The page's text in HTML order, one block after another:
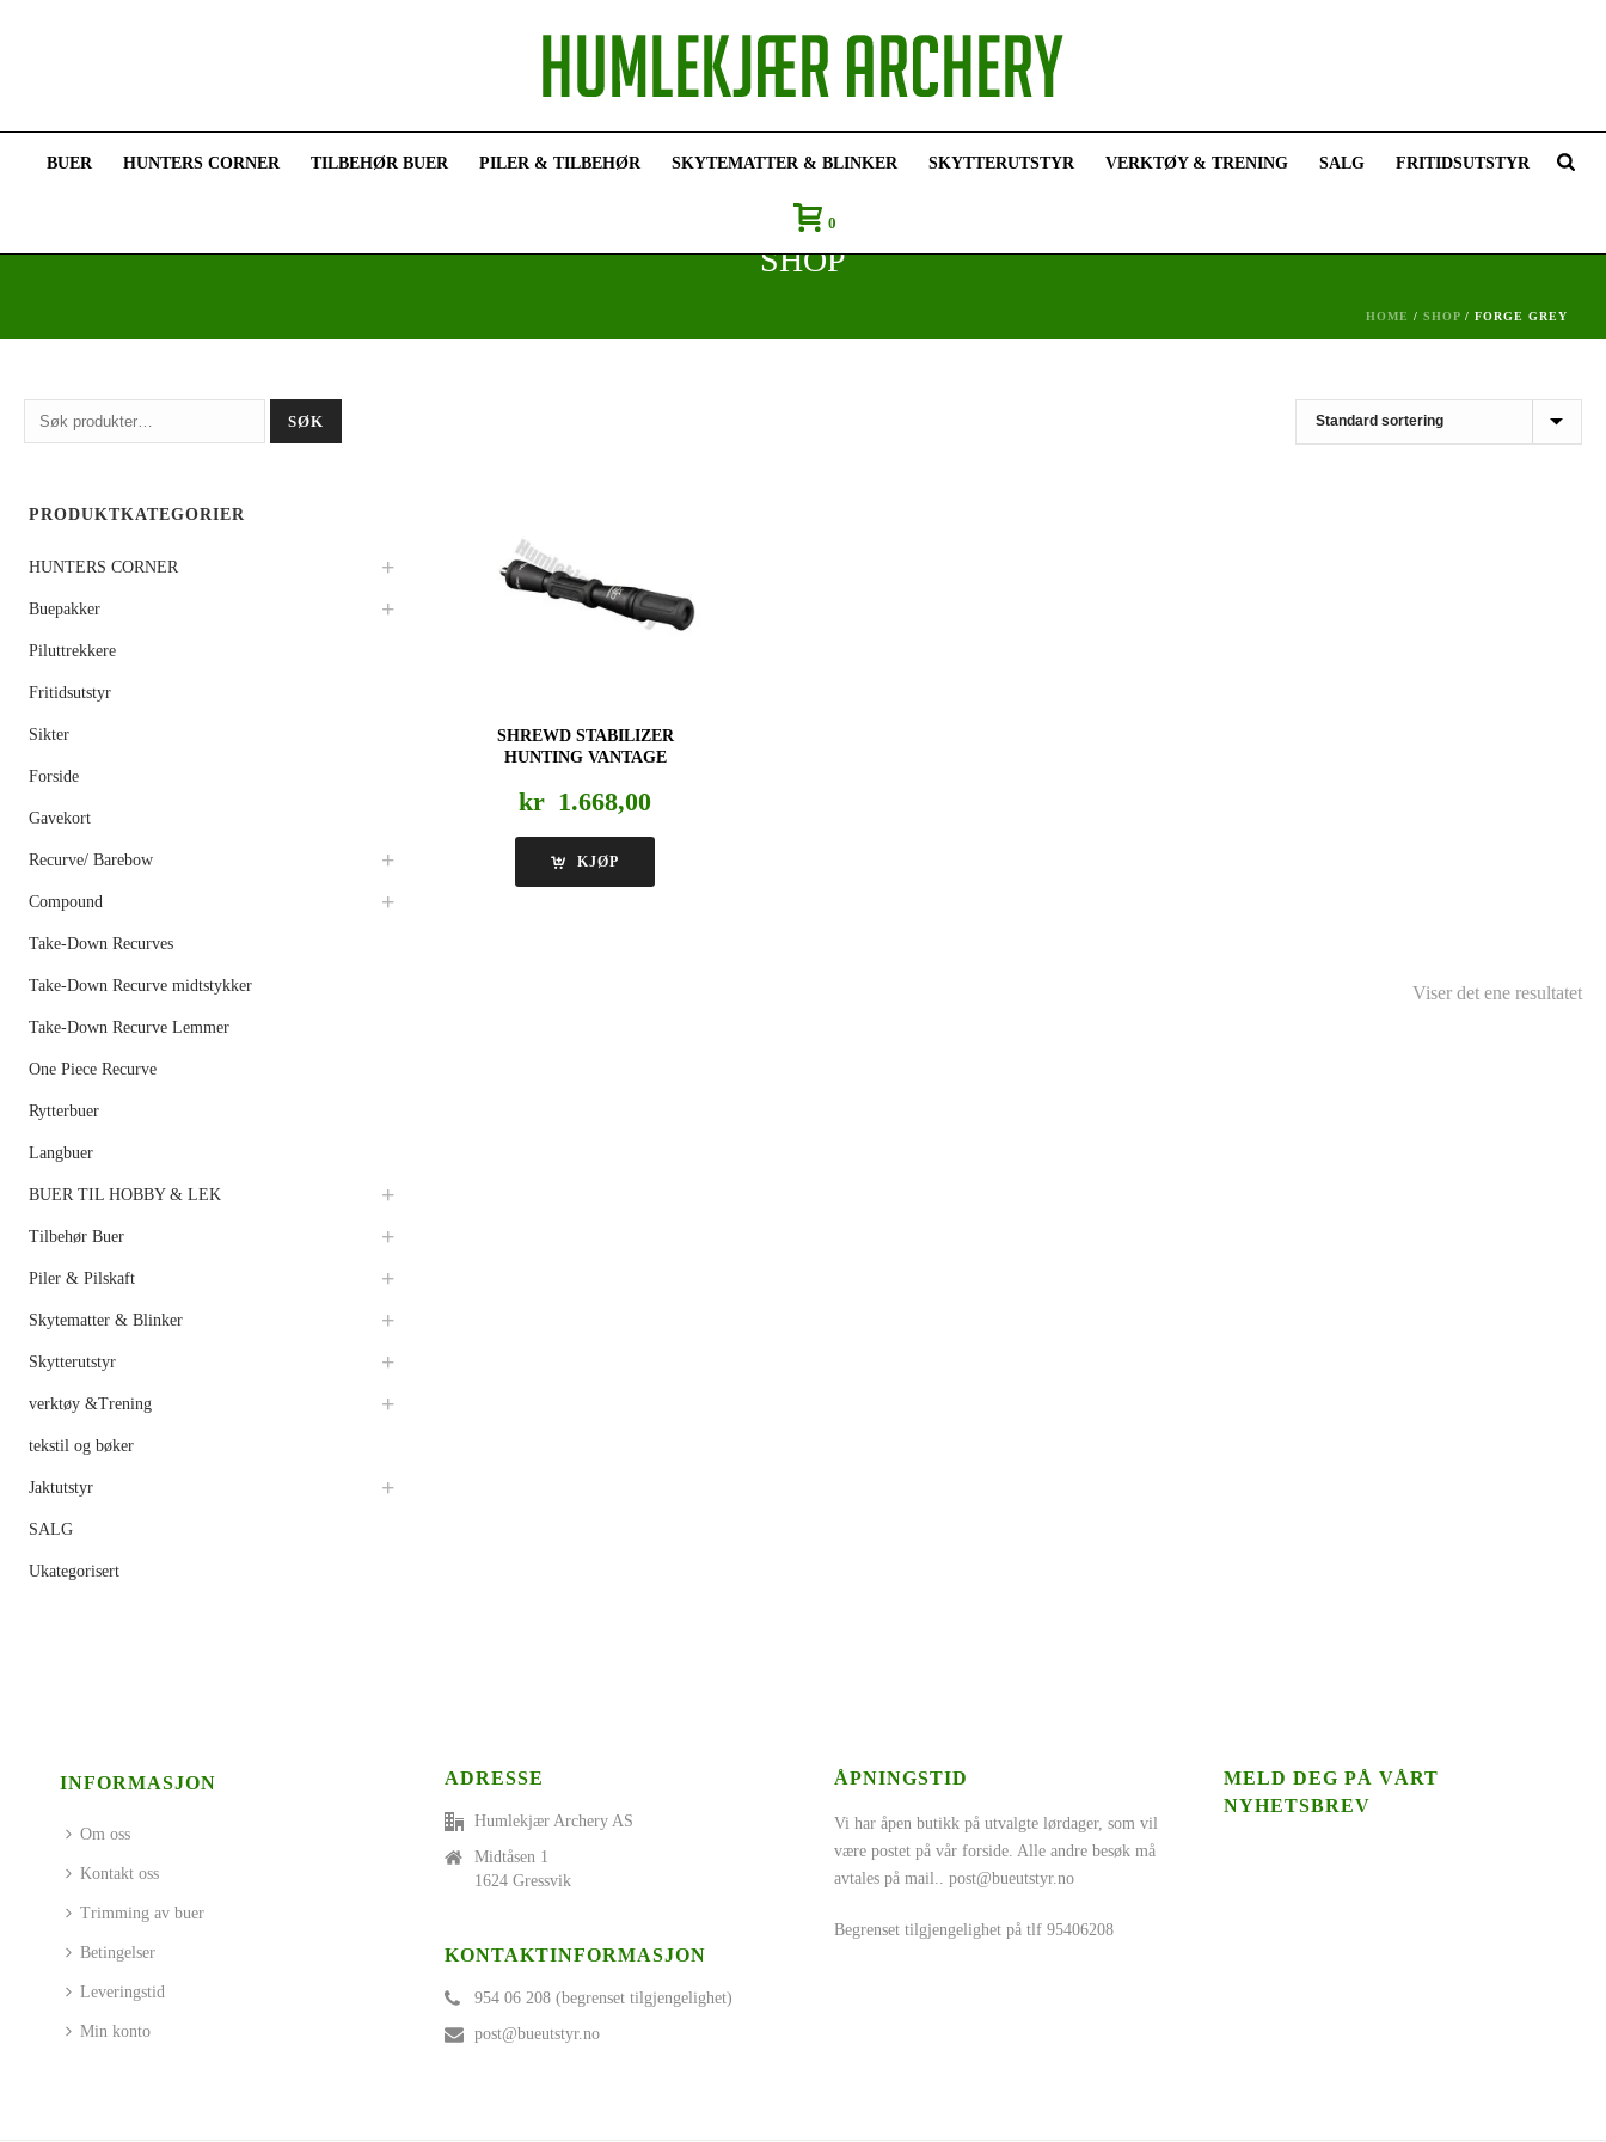
BUER HUNTERS CORNER TILBEHØR BUER PILER & TILBEHØR SKYTEMATTER & BLINKER SKYTTERUTSTYR VERKTØY & TRENING SALG FRITIDSUTSTYR
0
SHOP
HOME / SHOP / FORGE GREY
SHREWD STABILIZER
HUNTING VANTAGE
kr 1.668,00
KJØP
Viser det ene resultatet
Søk
etter:
SØK
PRODUKTKATEGORIER
HUNTERS CORNER
Buepakker
Piluttrekkere
Fritidsutstyr
Sikter
Forside
Gavekort
Recurve/ Barebow
Compound
Take-Down Recurves
Take-Down Recurve midtstykker
Take-Down Recurve Lemmer
One Piece Recurve
Rytterbuer
Langbuer
BUER TIL HOBBY & LEK
Tilbehør Buer
Piler & Pilskaft
Skytematter & Blinker
Skytterutstyr
verktøy &Trening
tekstil og bøker
Jaktutstyr
SALG
Ukategorisert
INFORMASJON
Om oss
Kontakt oss
Trimming av buer
Betingelser
Leveringstid
Min konto
ADRESSE
Humlekjær Archery AS
Midtåsen 1
1624 Gressvik
KONTAKTINFORMASJON
954 06 208 (begrenset tilgjengelighet)
post@bueutstyr.no
ÅPNINGSTID
Vi har åpen butikk på utvalgte lørdager, som vil
være postet på vår forside. Alle andre besøk må
avtales på mail..post@bueutstyr.no
Begrenset tilgjengelighet på tlf 95406208
MELD DEG PÅ VÅRT
NYHETSBREV